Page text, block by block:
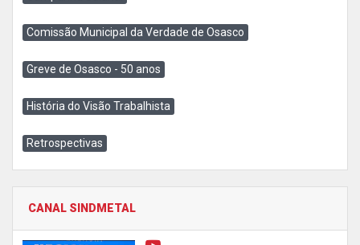
Comissão Municipal da Verdade de Osasco
Greve de Osasco - 50 anos
História do Visão Trabalhista
Retrospectivas
CANAL SINDMETAL